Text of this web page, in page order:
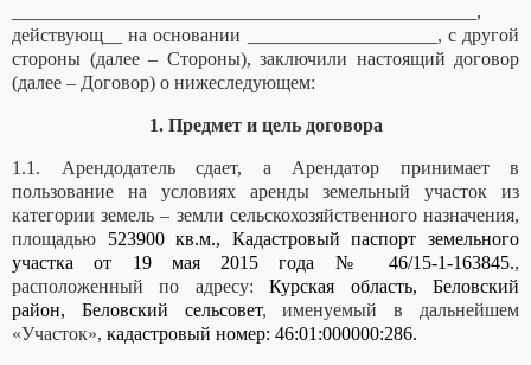
_________________________________________________,
действующ__ на основании ____________________, с другой
стороны (далее – Стороны), заключили настоящий договор
(далее – Договор) о нижеследующем:
1. Предмет и цель договора
1.1. Арендодатель сдает, а Арендатор принимает в
пользование на условиях аренды земельный участок из
категории земель – земли сельскохозяйственного назначения,
площадью 523900 кв.м., Кадастровый паспорт земельного
участка от 19 мая 2015 года № 46/15-1-163845.,
расположенный по адресу:Курская область, Беловский
район, Беловский сельсовет, именуемый в дальнейшем
«Участок», кадастровый номер: 46:01:000000:286.